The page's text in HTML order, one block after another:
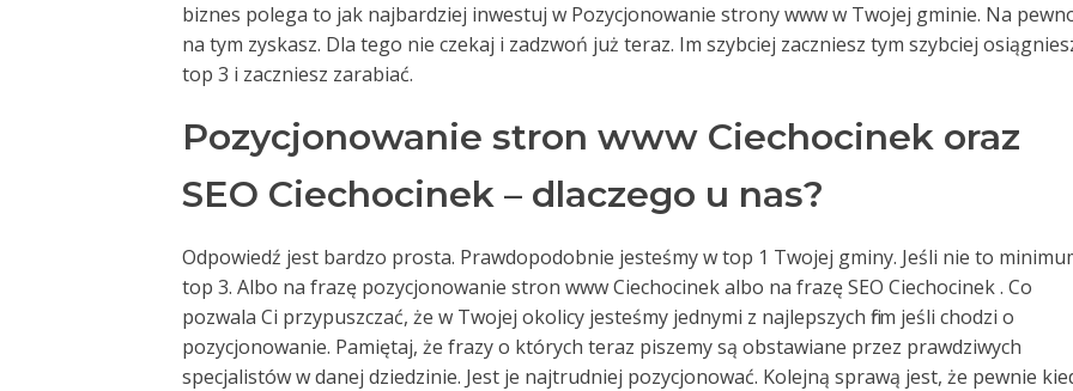
biznes polega to jak najbardziej inwestuj w Pozycjonowanie strony www w Twojej gminie. Na
na tym zyskasz. Dla tego nie czekaj i zadzwoń już teraz. Im szybciej zaczniesz tym szybciej
top 3 i zaczniesz zarabiać.
Pozycjonowanie stron www Ciechocinek oraz
SEO Ciechocinek – dlaczego u nas?
Odpowiedź jest bardzo prosta. Prawdopodobnie jesteśmy w top 1 Twojej gminy. Jeśli nie to
top 3. Albo na frazę pozycjonowanie stron www Ciechocinek albo na frazę SEO Ciechocinek . Co
pozwala Ci przypuszczać, że w Twojej okolicy jesteśmy jednymi z najlepszych firm jeśli chodzi o
pozycjonowanie. Pamiętaj, że frazy o których teraz piszemy są obstawiane przez prawdziwych
specjalistów w danej dziedzinie. Jest je najtrudniej pozycjonować. Kolejną sprawą jest, że pewnie